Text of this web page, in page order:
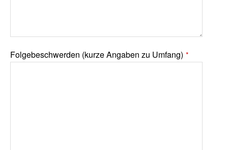
Folgebeschwerden (kurze Angaben zu Umfang) *